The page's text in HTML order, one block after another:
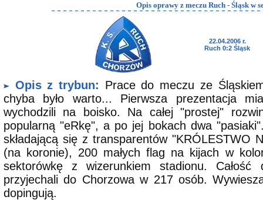
Opis oprawy z meczu Ruch - Śląsk w
22.04.2006 r.
Ruch 0:2 Śląsk
Opis z trybun: Prace do meczu ze
chyba było warto... Pierwsza prezentacja
wychodzili na boisko. Na całej "prostej"
popularną "eRkę", a po jej bokach dwa
składającą się z transparentów "KRÓLESTWO
(na koronie), 200 małych flag na kijach w
sektorówkę z wizerunkiem stadionu.
przyjechali do Chorzowa w 217 osób.
dopingują.